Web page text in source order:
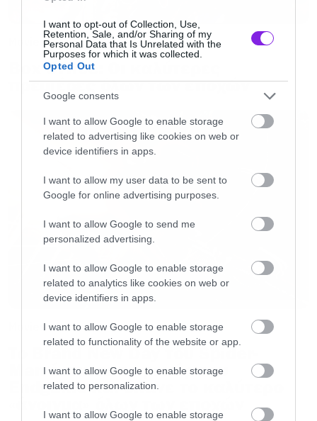
I want to opt-out of Collection, Use,
Retention, Sale, and/or Sharing of my
Personal Data that Is Unrelated with the
Purposes for which it was collected.
Opted Out
Google consents
I want to allow Google to enable storage
related to advertising like cookies on web or
device identifiers in apps.
I want to allow my user data to be sent to
Google for online advertising purposes.
I want to allow Google to send me
personalized advertising.
I want to allow Google to enable storage
related to analytics like cookies on web or
device identifiers in apps.
I want to allow Google to enable storage
related to functionality of the website or app.
I want to allow Google to enable storage
related to personalization.
I want to allow Google to enable storage
Movies
Box Office: Οι καλύτερες
πρεμιέρες όλων των εποχών
Movies
Το Brand New Day του Spider-
Man έσπασε το ρεκόρ του
Endgame και έκανε το καλύτερο